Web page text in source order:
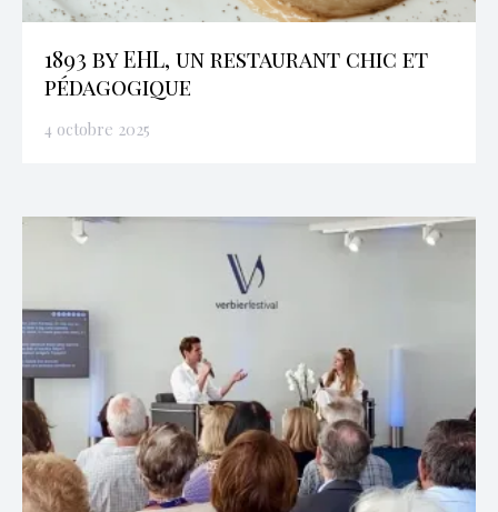
1893 by EHL, un restaurant chic et
pédagogique
4 octobre 2025